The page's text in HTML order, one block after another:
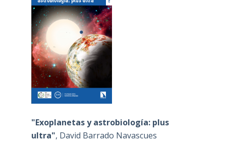
"Exoplanetas y astrobiología: plus
ultra", David Barrado Navascues